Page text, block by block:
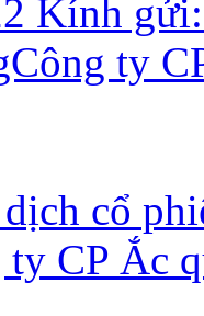
Kính
ty
cổ
CP Ắc